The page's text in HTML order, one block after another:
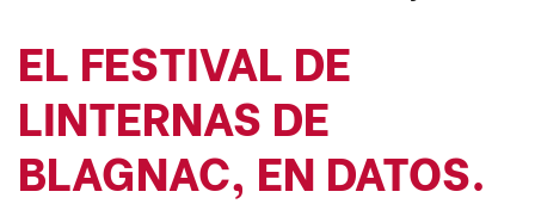
EL FESTIVAL DE
LINTERNAS DE
BLAGNAC, EN DATOS.